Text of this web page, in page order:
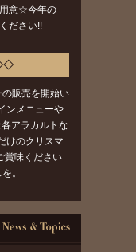
意☆今年の
ださい!!
販売を開始い
ンメニューや
アラカルトな
けのクリスマ
賞味ください
。